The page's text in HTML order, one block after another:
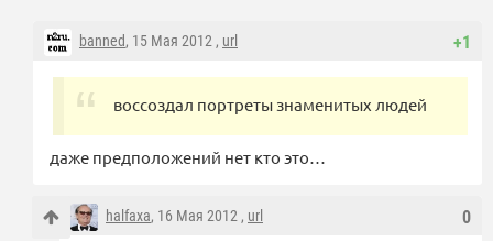
+1
banned, 15 Мая 2012 , url
воссоздал портреты знаменитых людей
даже предположений нет кто это…
0
halfaxa, 16 Мая 2012 , url